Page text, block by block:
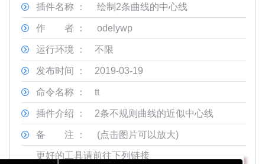
插件名称 ： 绘制2条曲线的中心线
作 者 ： odelywp
运行环境 ： 不限
发布时间 ： 2019-03-19
命令名称 ： tt
插件介绍 ： 2条不规则曲线的近似中心线
备 注 ： (点击图片可以放大)
更好的工具请前往下列链接